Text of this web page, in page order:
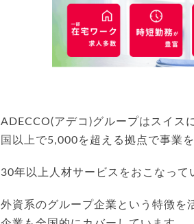
ADECCO(アデコ)グループはスイス
国以上で5,000を超える拠点で事業
30年以上人材サービスをおこなって
外資系のグループ企業という特徴を